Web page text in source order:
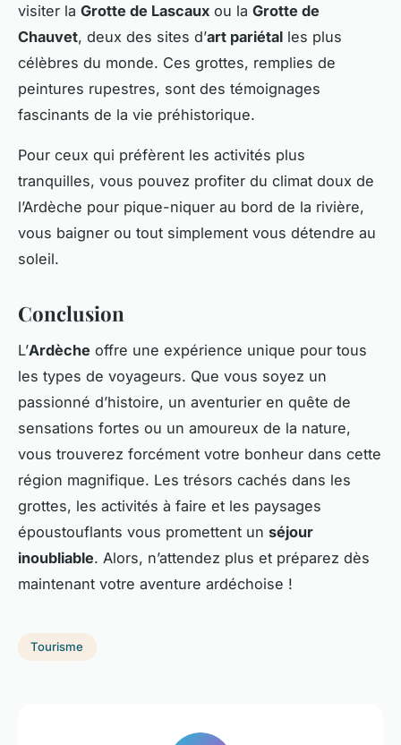
visiter la Grotte de Lascaux ou la Grotte de
Chauvet, deux des sites d’art pariétal les plus
célèbres du monde. Ces grottes, remplies de
peintures rupestres, sont des témoignages
fascinants de la vie préhistorique.
Pour ceux qui préfèrent les activités plus
tranquilles, vous pouvez profiter du climat doux de
l’Ardèche pour pique-niquer au bord de la rivière,
vous baigner ou tout simplement vous détendre au
soleil.
Conclusion
L’Ardèche offre une expérience unique pour tous
les types de voyageurs. Que vous soyez un
passionné d’histoire, un aventurier en quête de
sensations fortes ou un amoureux de la nature,
vous trouverez forcément votre bonheur dans cette
région magnifique. Les trésors cachés dans les
grottes, les activités à faire et les paysages
époustouflants vous promettent un séjour
inoubliable. Alors, n’attendez plus et préparez dès
maintenant votre aventure ardéchoise !
Tourisme